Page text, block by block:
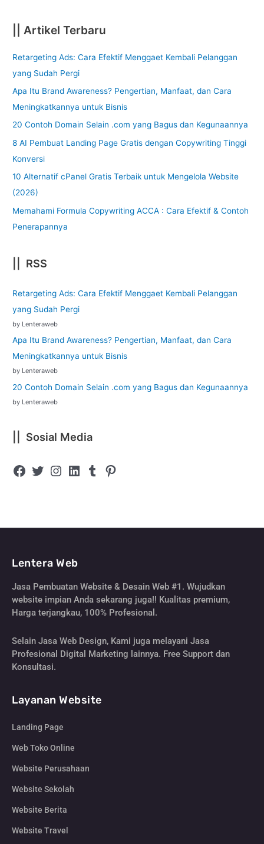
|| Artikel Terbaru
Retargeting Ads: Cara Efektif Menggaet Kembali Pelanggan
yang Sudah Pergi
Apa Itu Brand Awareness? Pengertian, Manfaat, dan Cara
Meningkatkannya untuk Bisnis
20 Contoh Domain Selain .com yang Bagus dan Kegunaannya
8 AI Pembuat Landing Page Gratis dengan Copywriting Tinggi
Konversi
10 Alternatif cPanel Gratis Terbaik untuk Mengelola Website
(2026)
Memahami Formula Copywriting ACCA : Cara Efektif & Contoh
Penerapannya
|| RSS
Retargeting Ads: Cara Efektif Menggaet Kembali Pelanggan
yang Sudah Pergi
by Lenteraweb
Apa Itu Brand Awareness? Pengertian, Manfaat, dan Cara
Meningkatkannya untuk Bisnis
by Lenteraweb
20 Contoh Domain Selain .com yang Bagus dan Kegunaannya
by Lenteraweb
|| Sosial Media
Lentera Web
Jasa Pembuatan Website & Desain Web #1. Wujudkan
website impian Anda sekarang juga!! Kualitas premium,
Harga terjangkau, 100% Profesional.
Selain Jasa Web Design, Kami juga melayani Jasa
Profesional Digital Marketing lainnya. Free Support dan
Konsultasi.
Layanan Website
Landing Page
Web Toko Online
Website Perusahaan
Website Sekolah
Website Berita
Website Travel